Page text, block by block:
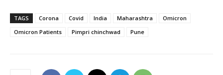
TAGS Corona Covid India Maharashtra
Omicron
Omicron Patients
Pimpri chinchwad Pune